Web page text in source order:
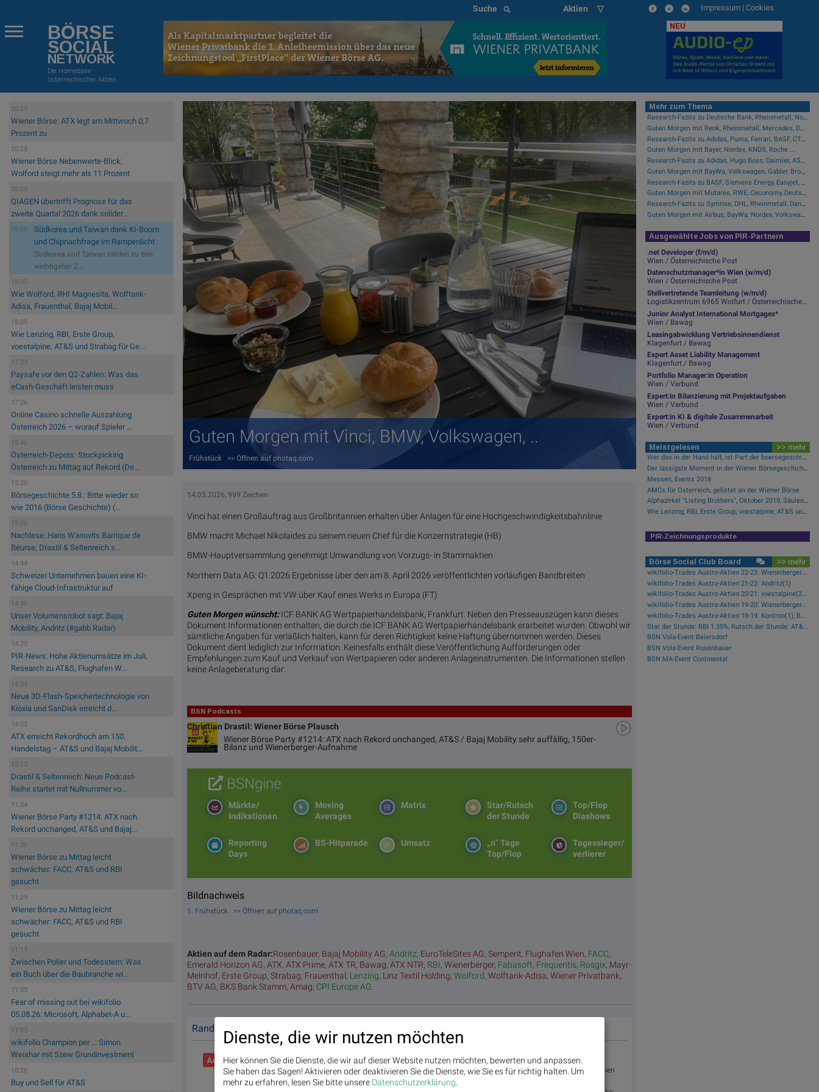
Suche Aktien ▽ Impressum | Cookies
BÖRSE
SOCIAL
NETWORK
Die Homebase
österreichischer Aktien
NEU
20:29
Wiener Börse: ATX legt am Mittwoch 0,7
Prozent zu
20:28
Wiener Börse Nebenwerte-Blick:
Wolford steigt mehr als 11 Prozent
20:05
QIAGEN übertrifft Prognose für das
zweite Quartal 2026 dank solider...
05.08.
Südkorea und Taiwan dank KI-Boom
und Chipnachfrage im Rampenlicht :
Südkorea und Taiwan zählen zu den
wichtigsten Z...
18:05
Wie Wolford, RHI Magnesita, Wolftank-
Adisa, Frauenthal, Bajaj Mobil...
18:05
Wie Lenzing, RBI, Erste Group,
voestalpine, AT&S und Strabag für Ge...
17:33
Paysafe vor den Q2-Zahlen: Was das
eCash-Geschäft leisten muss
17:26
Online Casino schnelle Auszahlung
Österreich 2026 – worauf Spieler ...
15:40
Österreich-Depots: Stockpicking
Österreich zu Mittag auf Rekord (De...
15:20
Börsegeschichte 5.8.: Bitte wieder so
wie 2016 (Börse Geschichte) (...
15:00
Nachlese: Hans Wanovits Barrique de
Beurse, Drastil & Seltenreich s...
14:44
Schweizer Unternehmen bauen eine KI-
fähige Cloud-Infrastruktur auf
14:40
Unser Volumensrobot sagt: Bajaj
Mobility, Andritz (#gabb Radar)
14:20
PIR-News: Hohe Aktienumsätze im Juli,
Research zu AT&S, Flughafen W...
14:04
Neue 3D-Flash-Speichertechnologie von
Kioxia und SanDisk erreicht d...
14:02
ATX erreicht Rekordhoch am 150.
Handelstag – AT&S und Bajaj Mobilit...
12:17
Drastil & Seltenreich: Neue Podcast-
Reihe startet mit Nullnummer vo...
11:54
Wiener Börse Party #1214: ATX nach
Rekord unchanged, AT&S und Bajaj...
11:30
Wiener Börse zu Mittag leicht
schwächer: FACC, AT&S und RBI
gesucht
11:29
Wiener Börse zu Mittag leicht
schwächer: FACC, AT&S und RBI
gesucht
11:17
Zwischen Polier und Todesstern: Was
ein Buch über die Baubranche wi...
11:05
Fear of missing out bei wikifolio
05.08.26: Microsoft, Alphabet-A u...
11:05
wikifolio Champion per ..: Simon
Weishar mit Szew Grundinvestment
10:26
Buy und Sell für AT&S
Guten Morgen mit Vinci, BMW, Volkswagen, ..
Frühstück >> Öffnen auf photaq.com
14.05.2026, 999 Zeichen
Vinci hat einen Großauftrag aus Großbritannien erhalten über Anlagen für eine Hochgeschwindigkeitsbahnlinie
BMW macht Michael Nikolaides zu seinem neuen Chef für die Konzernstrategie (HB)
BMW-Hauptversammlung genehmigt Umwandlung von Vorzugs- in Stammaktien
Northern Data AG: Q1 2026 Ergebnisse über den am 8. April 2026 veröffentlichten vorläufigen Bandbreiten
Xpeng in Gesprächen mit VW über Kauf eines Werks in Europa (FT)
Guten Morgen wünscht: ICF BANK AG Wertpapierhandelsbank, Frankfurt. Neben den Presseauszügen kann dieses
Dokument Informationen enthalten, die durch die ICF BANK AG Wertpapierhandelsbank erarbeitet wurden. Obwohl wir
sämtliche Angaben für verläßlich halten, kann für deren Richtigkeit keine Haftung übernommen werden. Dieses
Dokument dient lediglich zur Information. Keinesfalls enthält diese Veröffentlichung Aufforderungen oder
Empfehlungen zum Kauf und Verkauf von Wertpapieren oder anderen Anlageinstrumenten. Die Informationen stellen
keine Anlageberatung dar.
BSN Podcasts
Christian Drastil: Wiener Börse Plausch
Wiener Börse Party #1214: ATX nach Rekord unchanged, AT&S / Bajaj Mobility sehr auffällig, 150er-
Bilanz und Wienerberger-Aufnahme
BSNgine
Top/Flop
Diashows
Star/Rutsch
der Stunde
Matrix
Moving
Averages
Märkte/
Indikationen
Tagessieger/
verlierer
„n“ Tage
Top/Flop
Umsatz
BS-Hitparade
Reporting
Days
Bildnachweis
1. Frühstück >> Öffnen auf photaq.com
Aktien auf dem Radar:Rosenbauer, Bajaj Mobility AG,Andritz, EuroTeleSites AG,Semperit, Flughafen Wien, FACC,
Emerald Horizon AG,ATX,ATX Prime,ATX TR, Bawag,ATX NTR, RBI,Wienerberger, Fabasoft, Frequentis, Rosgix, Mayr-
Melnhof, Erste Group,Strabag, Frauenthal, Lenzing, Linz Textil Holding,Wolford,Wolftank-Adisa,Wiener Privatbank,
BTV AG, BKS Bank Stamm,Amag, CPI Europe AG
Random Partner
Addiko Group
Die Addiko Gruppe besteht aus der Addiko Bank AG, der österreichischen Mutterbank mit Sitz in Wien
(Österreich), die an der Wiener Börse notiert und sechs Tochterbanken, die in fünf CSEE-Ländern
Mehr zum Thema
Research-Fazits zu Deutsche Bank, Rheinmetall, Nordex, Auto1, Lufthansa ...
Guten Morgen mit Renk, Rheinmetall, Mercedes, DHL, Volkswagen ...
Research-Fazits zu Adidas, Puma, Ferrari, BASF, CTS Eventim ...
Guten Morgen mit Bayer, Nordex, KNDS, Roche ...
Research-Fazits zu Adidas, Hugo Boss, Daimler, ASML ...
Guten Morgen mit BayWa, Volkswagen, Gabler, Brockhaus, KNDS ...
Research-Fazits zu BASF, Siemens Energy, Easyjet, Nokia ...
Guten Morgen mit Mutares, RWE, Ceconomy, Deutsche Telekom ...
Research-Fazits zu Symrise, DHL, Rheinmetall, Danone, Leonardo ...
Guten Morgen mit Airbus, BayWa, Nordex, Volkswagen ...
Ausgewählte Jobs von PIR-Partnern
.net Developer (f/m/d)
Wien / Österreichische Post
Datenschutzmanager*in Wien (w/m/d)
Wien / Österreichische Post
Stellvertretende Teamleitung (w/m/d)
Logistikzentrum 6965 Wolfurt / Österreichische Post
Junior Analyst International Mortgages*
Wien / Bawag
Leasingabwicklung Vertriebsinnendienst
Klagenfurt / Bawag
Expert Asset Liability Management
Klagenfurt / Bawag
Portfolio Manager:in Operation
Wien / Verbund
Expert:in Bilanzierung mit Projektaufgaben
Wien / Verbund
Expert:in KI & digitale Zusammenarbeit
Wien / Verbund
Meistgelesen >> mehr
Wer das in der Hand hält, ist Part der boersegeschichte.at
Der lässigste Moment in der Wiener Börsegeschichte
Messen, Events 2018
AMCs für Österreich, gelistet an der Wiener Börse
Alphazirkel "Listing Brothers", Oktober 2019, Säulenhalle Wiener Börse
Wie Lenzing, RBI, Erste Group, voestalpine, AT&S und Strabag für Gesprächsstoff im ATX sorgten
PIR-Zeichnungsprodukte
Börse Social Club Board >> mehr
wikifolio-Trades Austro-Aktien 22-23: Wienerberger(1), Zumtobel(1), AT&S(1), Frequentis(1), FACC(1), Kontron(1)
wikifolio-Trades Austro-Aktien 21-22: Andritz(1)
wikifolio-Trades Austro-Aktien 20-21: voestalpine(2), Porr(1), Palfinger(1)
wikifolio-Trades Austro-Aktien 19-20: Wienerberger(1)
wikifolio-Trades Austro-Aktien 18-19: Kontron(1), Bawag(1), Erste Group(1)
Star der Stunde: RBI 1.35%, Rutsch der Stunde: AT&S -2.07%
BSN Vola-Event Beiersdorf
BSN Vola-Event Rosenbauer
BSN MA-Event Continental
Dienste, die wir nutzen möchten
Hier können Sie die Dienste, die wir auf dieser Website nutzen möchten, bewerten und anpassen.
Sie haben das Sagen! Aktivieren oder deaktivieren Sie die Dienste, wie Sie es für richtig halten. Um
mehr zu erfahren, lesen Sie bitte unsere Datenschutzerklärung.